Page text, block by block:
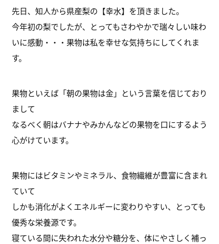
先日、知人から県産梨の【幸水】を頂きました。
今年初の梨でしたが、とってもさわやかで瑞々しい味わ
いに感動・・・果物は私を幸せな気持ちにしてくれま
す。
果物といえば「朝の果物は金」という言葉を信じており
まして
なるべく朝はバナナやみかんなどの果物を口にするよう
心がけています。
果物にはビタミンやミネラル、食物繊維が豊富に含まれ
ていて
しかも消化がよくエネルギーに変わりやすい、とっても
優秀な栄養源です。
寝ている間に失われた水分や糖分を、体にやさしく補っ